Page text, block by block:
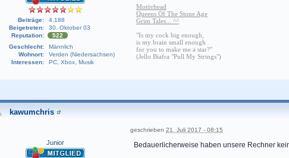
Beiträge:
4.188
Beigetreten:
30. Oktober 03
Reputation:
522
Geschlecht:
Männlich
Wohnort:
Verden (Niedersachsen)
Interessen:
PC, Xbox, Musik
Motörhead
Queens Of The Stone Age
Grim Tales... ^^
"Is my cock big enough,
is my brain small enough
for you to make me a star?"
(Jello Biafra "Pull My Strings")
kawumchris
Junior
geschrieben 21. Juli 2017 - 08:15
Bedauerlicherweise haben unsere Rechner